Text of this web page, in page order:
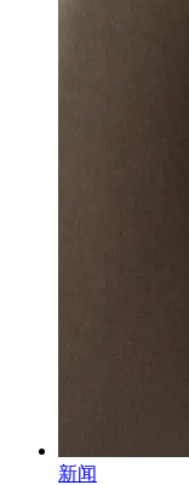
新闻